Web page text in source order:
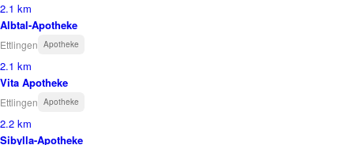
2.1 km
Albtal-Apotheke
Ettlingen Apotheke
2.1 km
Vita Apotheke
Ettlingen Apotheke
2.2 km
Sibylla-Apotheke